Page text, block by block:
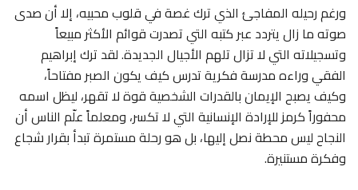
ورغم رحيله المفاجئ الذي ترك غصة في قلوب محبيه، إلا أن صدى
صوته ما زال يتردد عبر كتبه التي تصدرت قوائم الأكثر مبيعاً
وتسجيلاته التي لا تزال تلهم الأجيال الجديدة. لقد ترك إبراهيم
الفقي وراءه مدرسة فكرية تدرس كيف يكون الصبر مفتاحاً،
وكيف يصبح الإيمان بالقدرات الشخصية قوة لا تقهر، ليظل اسمه
محفوراً كرمز للإرادة الإنسانية التي لا تكسر، ومعلماً علّم الناس أن
النجاح ليس محطة نصل إليها، بل هو رحلة مستمرة تبدأ بقرار شجاع
وفكرة مستنيرة.